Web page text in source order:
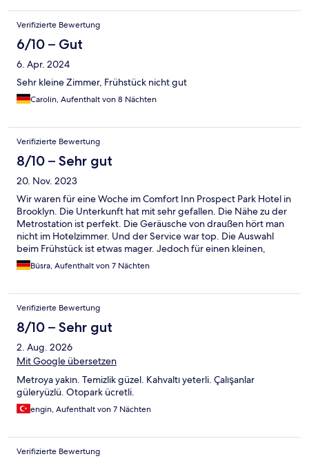
Verifizierte Bewertung
6/10 – Gut
6. Apr. 2024
Sehr kleine Zimmer, Frühstück nicht gut
Carolin, Aufenthalt von 8 Nächten
Verifizierte Bewertung
8/10 – Sehr gut
20. Nov. 2023
Wir waren für eine Woche im Comfort Inn Prospect Park Hotel in
Brooklyn. Die Unterkunft hat mit sehr gefallen. Die Nähe zu der
Metrostation ist perfekt. Die Geräusche von draußen hört man
nicht im Hotelzimmer. Und der Service war top. Die Auswahl
beim Frühstück ist etwas mager. Jedoch für einen kleinen,
schnellen Frühstück vollkommen ausreichend.
Büsra, Aufenthalt von 7 Nächten
Verifizierte Bewertung
8/10 – Sehr gut
2. Aug. 2026
Mit Google übersetzen
Metroya yakın. Temizlik güzel. Kahvaltı yeterli. Çalışanlar
güleryüzlü. Otopark ücretli.
engin, Aufenthalt von 7 Nächten
Verifizierte Bewertung